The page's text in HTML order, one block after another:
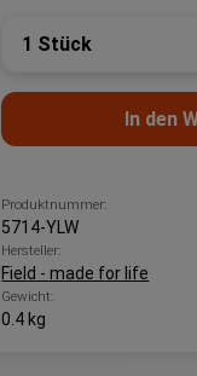
Produkt
In den
Produktnummer:
5714-YLW
Hersteller:
Field - made for life
Gewicht:
0.4 kg